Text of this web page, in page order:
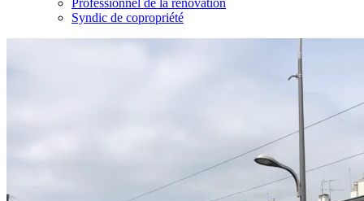
Professionnel de la rénovation
Syndic de copropriété